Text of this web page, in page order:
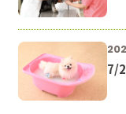
7/